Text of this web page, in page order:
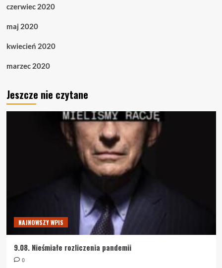
czerwiec 2020
maj 2020
kwiecień 2020
marzec 2020
Jeszcze nie czytane
NAJNOWSZY WPIS
9.08. Nieśmiałe rozliczenia pandemii
0